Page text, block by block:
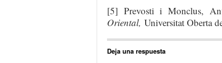
[5] Prevosti i Monclus,
Oriental, Universitat Oberta
Deja una respuesta